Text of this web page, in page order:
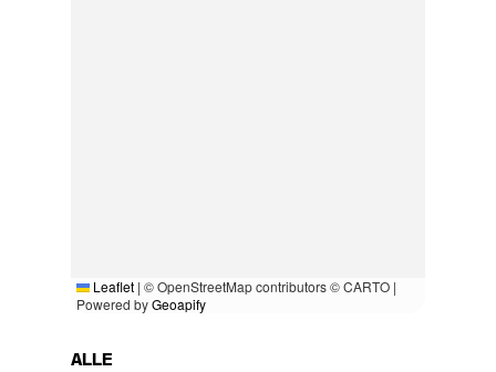
Leaflet | © OpenStreetMap contributors © CARTO |
Powered byGeoapify
ALLE